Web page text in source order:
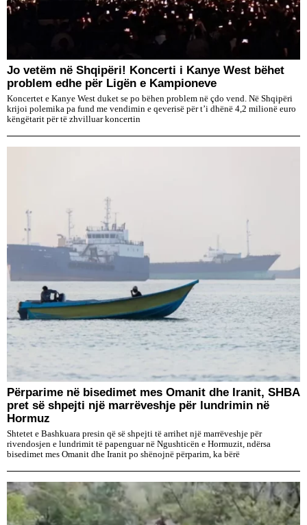
Jo vetëm në Shqipëri! Koncerti i Kanye West bëhet
problem edhe për Ligën e Kampioneve
Koncertet e Kanye West duket se po bëhen problem në çdo vend. Në Shqipëri
krijoi polemika pa fund me vendimin e qeverisë për t’i dhënë 4,2 milionë euro
këngëtarit për të zhvilluar koncertin
Përparime në bisedimet mes Omanit dhe Iranit, SHBA
pret së shpejti një marrëveshje për lundrimin në
Hormuz
Shtetet e Bashkuara presin që së shpejti të arrihet një marrëveshje për
rivendosjen e lundrimit të papenguar në Ngushticën e Hormuzit, ndërsa
bisedimet mes Omanit dhe Iranit po shënojnë përparim, ka bërë